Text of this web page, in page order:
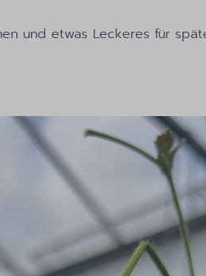
und etwas Leckeres für